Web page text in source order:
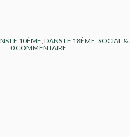
LE 10ÈME ,DANS LE 18ÈME ,SOCIAL &
0 COMMENTAIRE